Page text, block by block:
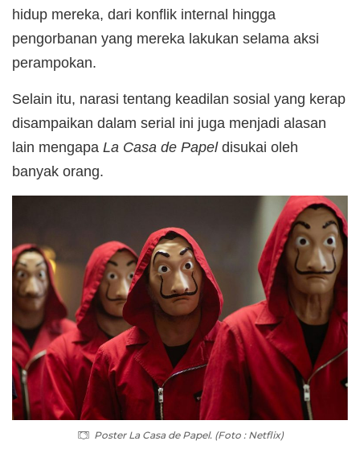
hidup mereka, dari konflik internal hingga
pengorbanan yang mereka lakukan selama aksi
perampokan.
Selain itu, narasi tentang keadilan sosial yang kerap
disampaikan dalam serial ini juga menjadi alasan
lain mengapa La Casa de Papeldisukai oleh
banyak orang.
Poster La Casa de Papel. (Foto : Netflix)